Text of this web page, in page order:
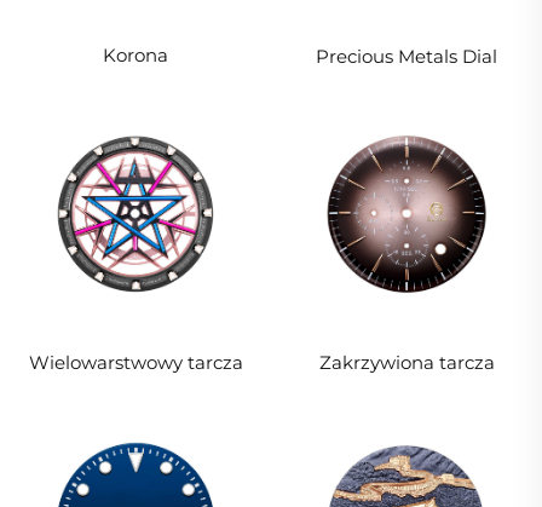
Korona Precious Metals Dial
Wielowarstwowy tarcza Zakrzywiona tarcza